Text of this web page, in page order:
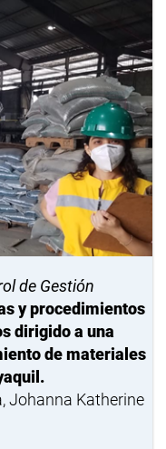
de Gestión
y procedimientos
dirigido a una
de materiales
Johanna Katherine